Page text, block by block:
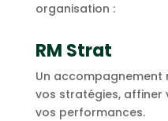
organisation :
RM Strat
Un accompagnement
vos stratégies, affiner
vos performances.